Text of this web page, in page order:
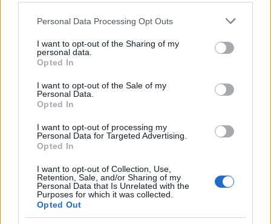
Please note that this website/app uses one or more Google
not limited to your visit or usage behaviour. You may click to
grant or deny consent to Google and its third-party tags to
use your data for below specified purposes in below Google
consent section.
Personal Data Processing Opt Outs
I want to opt-out of the Sharing of my
personal data.
Opted In
I want to opt-out of the Sale of my
Personal Data.
Opted In
I want to opt-out of processing my
Personal Data for Targeted Advertising.
Opted In
I want to opt-out of Collection, Use,
Retention, Sale, and/or Sharing of my
Personal Data that Is Unrelated with the
Purposes for which it was collected.
Opted Out
Mario Malu
Martina Agostina Diturco
I nostri cari